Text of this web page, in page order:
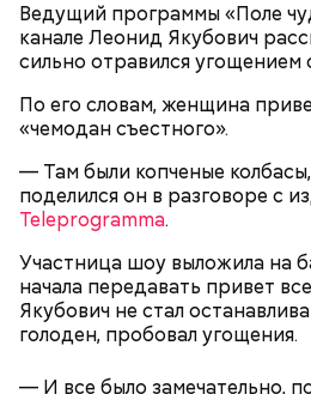
Ведущий программы «Поле
канале Леонид Якубович
сильно отравился угощением
По его словам, женщина
«чемодан съестного».
— Там были копченые
поделился он в разговоре с
Teleprogramma.
Участница шоу выложила на
начала передавать привет
Якубович не стал
голоден, пробовал угощения.
— И все было замечательно,
День «Счастье случается»
Тайным обществом
напомнить людям, что
кроется в мелочах.
можно, поделившись с
Уберут
диетолог
о пользе
Кабачки, тушеные с
Как
фруктов